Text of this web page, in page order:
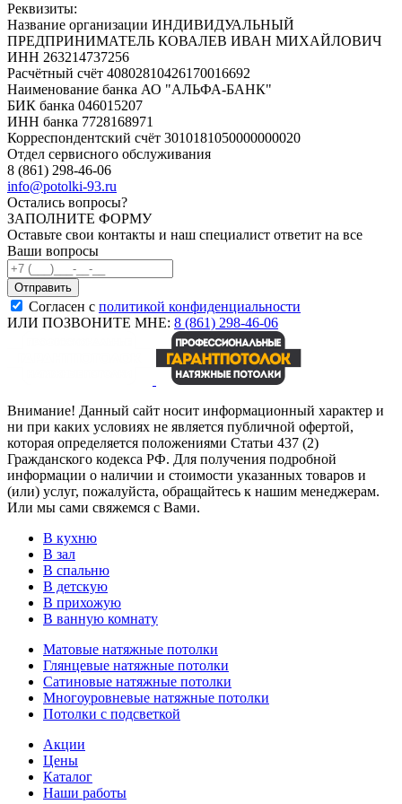
Реквизиты:
Название организации ИНДИВИДУАЛЬНЫЙ
ПРЕДПРИНИМАТЕЛЬ КОВАЛЕВ ИВАН МИХАЙЛОВИЧ
ИНН 263214737256
Расчётный счёт 40802810426170016692
Наименование банка АО "АЛЬФА-БАНК"
БИК банка 046015207
ИНН банка 7728168971
Корреспондентский счёт 3010181050000000020
Отдел сервисного обслуживания
8 (861) 298-46-06
info@potolki-93.ru
Остались вопросы?
ЗАПОЛНИТЕ ФОРМУ
Оставьте свои контакты и наш специалист ответит на все
Ваши вопросы
Согласен с политикой конфиденциальности
ИЛИ ПОЗВОНИТЕ МНЕ: 8 (861) 298-46-06
Внимание! Данный сайт носит информационный характер и
ни при каких условиях не является публичной офертой,
которая определяется положениями Статьи 437 (2)
Гражданского кодекса РФ. Для получения подробной
информации о наличии и стоимости указанных товаров и
(или) услуг, пожалуйста, обращайтесь к нашим менеджерам.
Или мы сами свяжемся с Вами.
В кухню
В зал
В спальню
В детскую
В прихожую
В ванную комнату
Матовые натяжные потолки
Глянцевые натяжные потолки
Сатиновые натяжные потолки
Многоуровневые натяжные потолки
Потолки с подсветкой
Акции
Цены
Каталог
Наши работы